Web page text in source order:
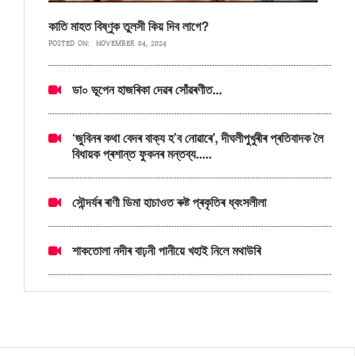
কাতি মাহত বিষ্ণুক তুলসী কিয় দিব লাগে?
POSTED ON: NOVEMBER 04, 2024
ডা০ ভূপেন হাজৰিকা দেৱৰ সোঁৱৰণীত...
‘জুবিনৰ কথা বেদৰ বাক্য হ’ব নোৱাৰে’, দীঘলীপুখুৰীৰ প্ৰতিবাদক লৈ
বিধায়ক প্ৰশান্ত ফুকনৰ মন্তব্য.....
সৌন্দৰ্যৰ ৰাণী ডিমা হাচাওত ৰুষ্ট প্ৰকৃতিৰ ধ্বংসলীলা
শাকতোলা নদীৰ বাঢ়নী পানীয়ে খহাই নিলে মথাউৰি